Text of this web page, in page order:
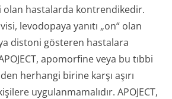
olan hastalarda kontrendikedir.
levodopaya yanıtı „on“ olan
distoni gösteren hastalara
apomorfine veya bu tıbbi
herhangi birine karşı aşırı
uygulanmamalıdır. APOJECT,